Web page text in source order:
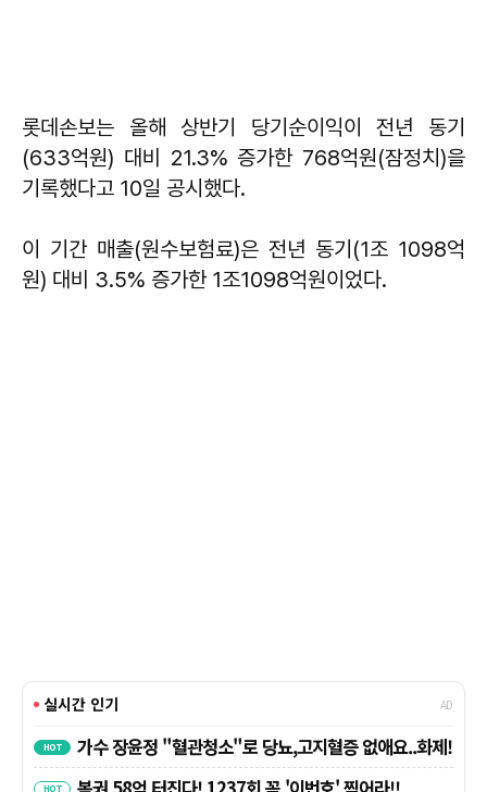
롯데손보는 올해 상반기 당기순이익이 전년 동기
(633억원) 대비 21.3% 증가한 768억원(잠정치)을
기록했다고 10일 공시했다.
이 기간 매출(원수보험료)은 전년 동기(1조 1098억
원) 대비 3.5% 증가한 1조1098억원이었다.